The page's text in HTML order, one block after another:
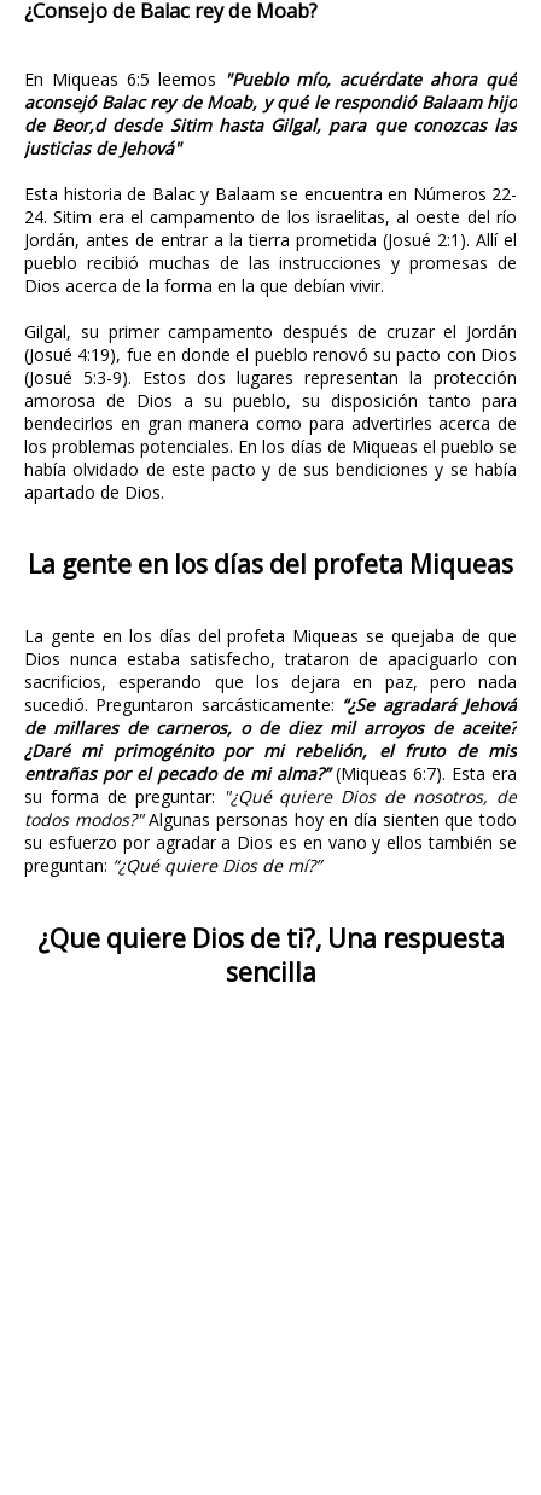
¿Consejo de Balac rey de Moab?
En Miqueas 6:5 leemos "Pueblo mío, acuérdate ahora qué
aconsejó Balac rey de Moab, y qué le respondió Balaam hijo
de Beor,d desde Sitim hasta Gilgal, para que conozcas las
justicias de Jehová"
Esta historia de Balac y Balaam se encuentra en Números 22-
24. Sitim era el campamento de los israelitas, al oeste del río
Jordán, antes de entrar a la tierra prometida (Josué 2:1). Allí el
pueblo recibió muchas de las instrucciones y promesas de
Dios acerca de la forma en la que debían vivir.
Gilgal, su primer campamento después de cruzar el Jordán
(Josué 4:19), fue en donde el pueblo renovó su pacto con Dios
(Josué 5:3-9). Estos dos lugares representan la protección
amorosa de Dios a su pueblo, su disposición tanto para
bendecirlos en gran manera como para advertirles acerca de
los problemas potenciales. En los días de Miqueas el pueblo se
había olvidado de este pacto y de sus bendiciones y se había
apartado de Dios.
La gente en los días del profeta Miqueas
La gente en los días del profeta Miqueas se quejaba de que
Dios nunca estaba satisfecho, trataron de apaciguarlo con
sacrificios, esperando que los dejara en paz, pero nada
sucedió. Preguntaron sarcásticamente: “¿Se agradará Jehová
de millares de carneros, o de diez mil arroyos de aceite?
¿Daré mi primogénito por mi rebelión, el fruto de mis
entrañas por el pecado de mi alma?”(Miqueas 6:7). Esta era
su forma de preguntar: "¿Qué quiere Dios de nosotros, de
todos modos?"Algunas personas hoy en día sienten que todo
su esfuerzo por agradar a Dios es en vano y ellos también se
preguntan: “¿Qué quiere Dios de mí?”
¿Que quiere Dios de ti?, Una respuesta
sencilla